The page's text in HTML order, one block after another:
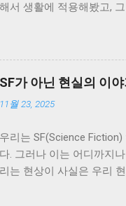
해서 생활에 적용해봤고,
소비도 즉흥적으로 이루
기 아침에 간단하게 그날
미리 생각해보는 것이 중
루를 시작하면서 현재 계
이 됐습니다. 이 습관 하나
준히 이어지면서 지출을
비인가”를 한 번 더 생각하
짧은 정리 시간 만들기 아
SF가 아닌 현실의 이
11월 23, 2025
우리는 SF(Science
다. 그러나 이는 어디까지
리는 현상이 사실은 우리